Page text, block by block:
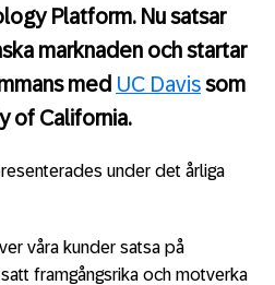
Platform. Nu satsar
marknaden och startar
med UC Davissom
of California.
under det årliga
våra kunder satsa på
framgångsrika och motverka